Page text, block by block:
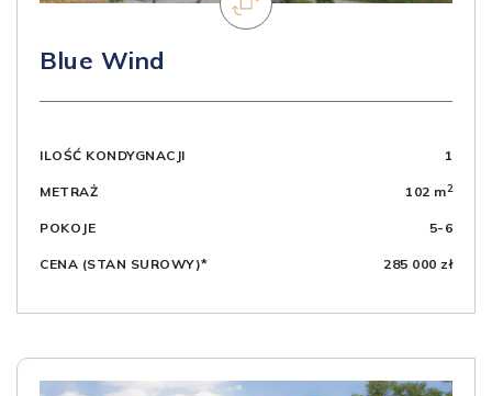
Blue Wind
ILOŚĆ KONDYGNACJI 1
METRAŻ 102 m2
POKOJE 5-6
CENA (STAN SUROWY)* 285 000 zł